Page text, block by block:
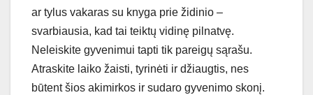
ar tylus vakaras su knyga prie židinio –
svarbiausia, kad tai teiktų vidinę pilnatvę.
Neleiskite gyvenimui tapti tik pareigų sąrašu.
Atraskite laiko žaisti, tyrinėti ir džiaugtis, nes
būtent šios akimirkos ir sudaro gyvenimo skonį.